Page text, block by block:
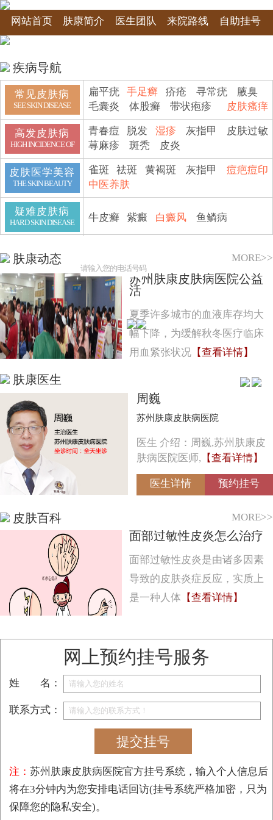
网站首页 肤康简介 医生团队 来院路线 自助挂号
疾病导航
常见皮肤病
SEE SKIN DISEASE
扁平疣 手足癣 疥疮 寻常疣
腋臭
皮肤瘙痒
毛囊炎 体股癣 带状疱疹
高发皮肤病
HIGH INCIDENCE OF
青春痘 脱发 湿疹 灰指甲
皮肤过敏
荨麻疹
斑秃 皮炎
皮肤医学美容
THE SKIN BEAUTY
雀斑 祛斑 黄褐斑 灰指甲
痘疤痘印
中医养肤
疑难皮肤病
HARD SKIN DISEASE 牛皮癣 紫癜 白癜风 鱼鳞病
肤康动态 MORE>>
苏州肤康皮肤病医院公益
活
夏季许多城市的血液库存均大
幅下降，为缓解秋冬医疗临床
用血紧张状况 【查看详情】
周巍
苏州肤康皮肤病医院
医生 介绍：周巍,苏州肤康皮
肤病医院医师, 【查看详情】
医生详情 预约挂号
肤康医生
皮肤百科 MORE>>
面部过敏性皮炎怎么治疗
面部过敏性皮炎是由诸多因素
导致的皮肤炎症反应，实质上
是一种人体 【查看详情】
网上预约挂号服务
姓 名：
联系方式：
注： 苏州肤康皮肤病医院官方挂号系统，输入个人信息后
将在3分钟内为您安排电话回访(挂号系统严格加密，只为
保障您的隐私安全)。